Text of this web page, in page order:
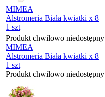
MIMEA
Alstromeria Biała kwiatki x 8
1 szt
Produkt chwilowo niedostępny
MIMEA
Alstromeria Biała kwiatki x 8
1 szt
Produkt chwilowo niedostępny